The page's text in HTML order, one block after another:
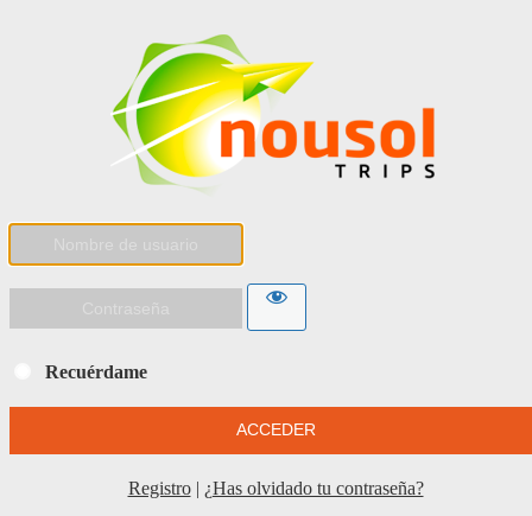
Recuérdame
Registro| ¿Has olvidado tu contraseña?